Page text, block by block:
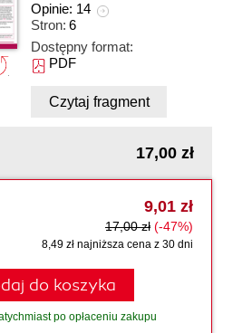
Opinie: 14
Stron: 6
Dostępny format:
PDF
Czytaj fragment
17,00 zł
9,01 zł
17,00 zł (-47%)
8,49 zł najniższa cena z 30 dni
do koszyka
po opłaceniu zakupu